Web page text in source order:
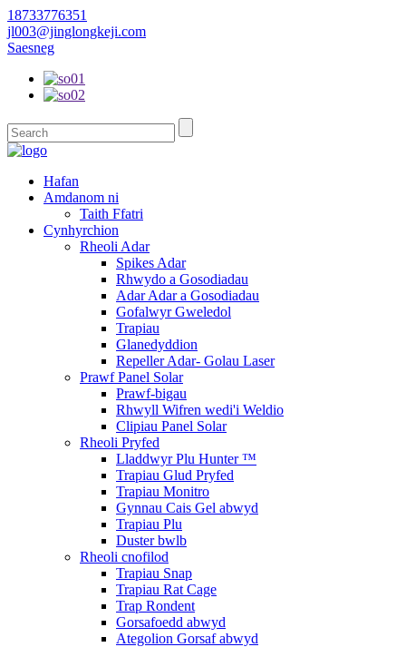
18733776351
jl003@jinglongkeji.com
Saesneg
Hafan
Amdanom ni
Taith Ffatri
Cynhyrchion
Rheoli Adar
Spikes Adar
Rhwydo a Gosodiadau
Adar Adar a Gosodiadau
Gofalwyr Gweledol
Trapiau
Glanedyddion
Repeller Adar- Golau Laser
Prawf Panel Solar
Prawf-bigau
Rhwyll Wifren wedi'i Weldio
Clipiau Panel Solar
Rheoli Pryfed
Lladdwyr Plu Hunter ™
Trapiau Glud Pryfed
Trapiau Monitro
Gynnau Cais Gel abwyd
Trapiau Plu
Duster bwlb
Rheoli cnofilod
Trapiau Snap
Trapiau Rat Cage
Trap Rondent
Gorsafoedd abwyd
Ategolion Gorsaf abwyd